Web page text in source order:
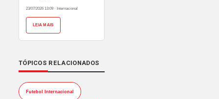
23/07/2026 13:09 · Internacional
LEIA MAIS
TÓPICOS RELACIONADOS
Futebol Internacional